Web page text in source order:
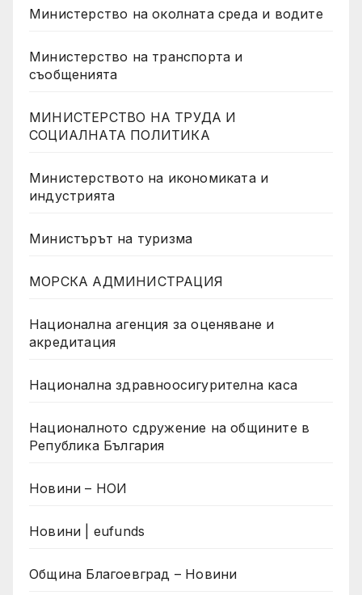
Министерство на околната среда и водите
Министерство на транспорта и
съобщенията
МИНИСТЕРСТВО НА ТРУДА И
СОЦИАЛНАТА ПОЛИТИКА
Министерството на икономиката и
индустрията
Министърът на туризма
МОРСКА АДМИНИСТРАЦИЯ
Национална агенция за оценяване и
акредитация
Национална здравноосигурителна каса
Националното сдружение на общините в
Република България
Новини – НОИ
Новини | eufunds
Община Благоевград – Новини